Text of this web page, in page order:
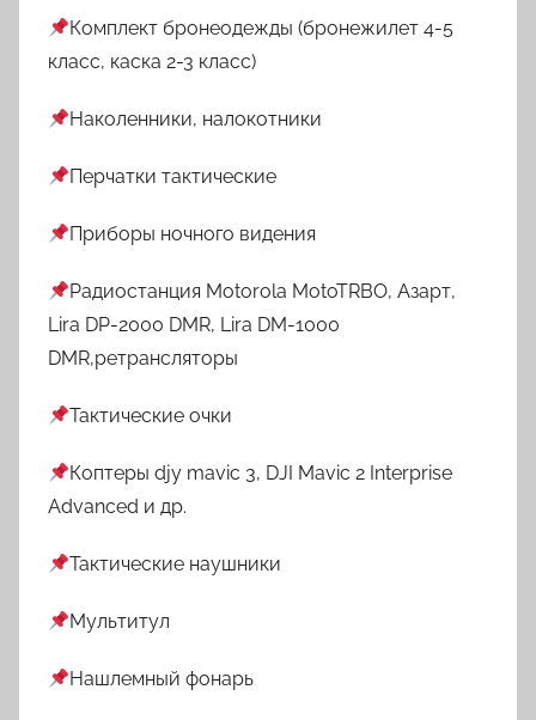
Комплект бронеодежды (бронежилет 4-5
класс, каска 2-3 класс)
Наколенники, налокотники
Перчатки тактические
Приборы ночного видения
Радиостанция Motorola MotoTRBO, Азарт,
Lira DP-2000 DMR, Lira DM-1000
DMR,ретрансляторы
Тактические очки
Коптеры djy mavic 3, DJI Mavic 2 Interprise
Advanced и др.
Тактические наушники
Мультитул
Нашлемный фонарь